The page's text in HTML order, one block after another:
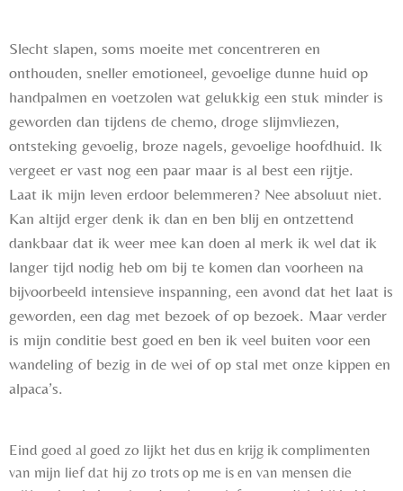
Slecht slapen, soms moeite met concentreren en
onthouden, sneller emotioneel, gevoelige dunne huid op
handpalmen en voetzolen wat gelukkig een stuk minder is
geworden dan tijdens de chemo, droge slijmvliezen,
ontsteking gevoelig, broze nagels, gevoelige hoofdhuid. Ik
vergeet er vast nog een paar maar is al best een rijtje.
Laat ik mijn leven erdoor belemmeren? Nee absoluut niet.
Kan altijd erger denk ik dan en ben blij en ontzettend
dankbaar dat ik weer mee kan doen al merk ik wel dat ik
langer tijd nodig heb om bij te komen dan voorheen na
bijvoorbeeld intensieve inspanning, een avond dat het laat is
geworden, een dag met bezoek of op bezoek. Maar verder
is mijn conditie best goed en ben ik veel buiten voor een
wandeling of bezig in de wei of op stal met onze kippen en
alpaca’s.
Eind goed al goed zo lijkt het dus en krijg ik complimenten
van mijn lief dat hij zo trots op me is en van mensen die